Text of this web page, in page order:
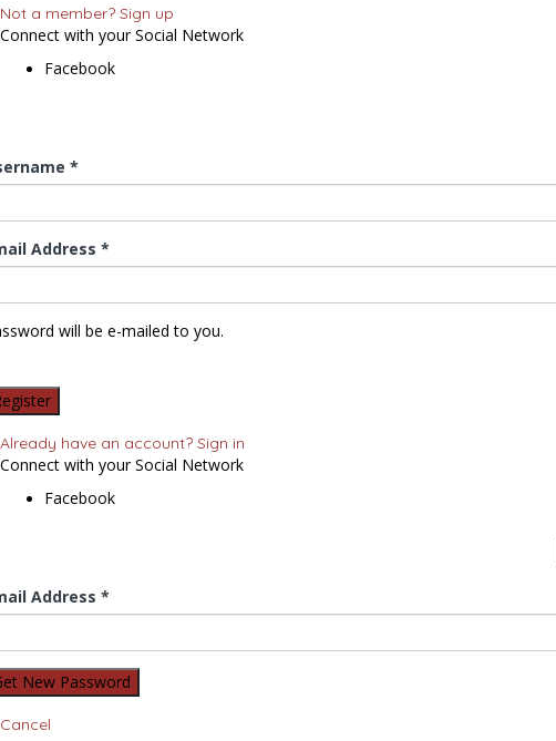
Not a member? Sign up
Connect with your Social Network
Facebook
*
Address *
will be e-mailed to you.
Already have an account? Sign in
Connect with your Social Network
Facebook
Address *
Cancel